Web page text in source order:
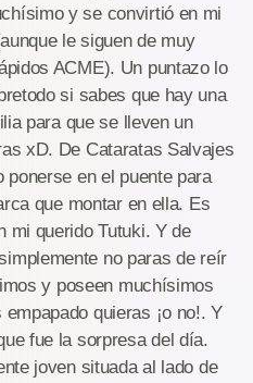
y se convirtió en mi
le siguen de muy
ACME). Un puntazo lo
si sabes que hay una
para que se lleven un
xD. De Cataratas Salvajes
en el puente para
que montar en ella. Es
mi querido Tutuki. Y de
no paras de reír
y poseen muchísimos
quieras ¡o no!. Y
fue la sorpresa del día.
joven situada al lado de